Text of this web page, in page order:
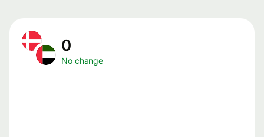
0
No change